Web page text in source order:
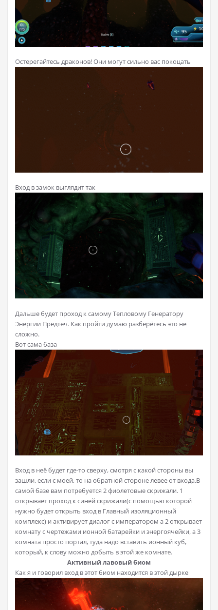
Остерегайтесь драконов! Они могут сильно вас покоцать
Вход в замок выглядит так
Дальше будет проход к самому Тепловому Генератору
Энергии Предтеч. Как пройти думаю разберётесь это не
сложно.
Вот сама база
Вход в неё будет где-то сверху, смотря с какой стороны вы
зашли, если с моей, то на обратной стороне левее от входа.В
самой базе вам потребуется 2 фиолетовые скрижали. 1
открывает проход к синей скрижали(с помощью которой
нужно будет открыть вход в Главный изоляционный
комплекс) и активирует диалог с императором а 2 открывает
комнату с чертежами ионной батарейки и энергоячейки, а 3
комната просто портал, туда надо вставить ионный куб,
который, к слову можно добыть в этой же комнате.
Активный лавовый биом
Как я и говорил вход в этот биом находится в этой дырке